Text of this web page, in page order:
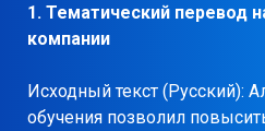
1. Тематический перевод
компании
Исходный текст (Русский):
обучения позволил